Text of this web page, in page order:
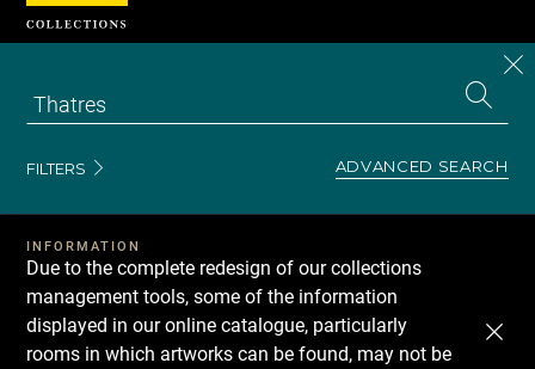
FILTERS ADVANCED SEARCH
INFORMATION
Due to the complete redesign of our collections
management tools, some of the information
displayed in our online catalogue, particularly
rooms in which artworks can be found, may not be
Cookies management panel